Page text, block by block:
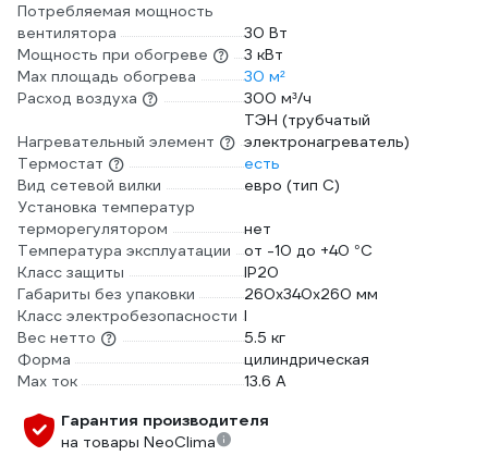
Потребляемая мощность
вентилятора
30 Вт
Мощность при обогреве
3 кВт
Max площадь обогрева
30 м²
Расход воздуха
300 м³/ч
Нагревательный элемент
ТЭН (трубчатый
электронагреватель)
Термостат
есть
Вид сетевой вилки
евро (тип С)
Установка температур
терморегулятором
нет
Температура эксплуатации
от -10 до +40 °С
Класс защиты
IP20
Габариты без упаковки
260х340х260 мм
Класс электробезопасности I
Вес нетто
5.5 кг
Форма
цилиндрическая
Max ток
13.6 А
Гарантия производителя
на товары NeoClima